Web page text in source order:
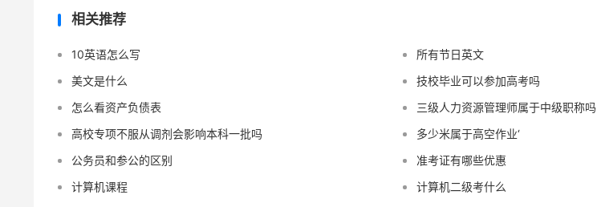
相关推荐
10英语怎么写
所有节日英文
美文是什么
技校毕业可以参加高考吗
怎么看资产负债表
三级人力资源管理师属于中级职称吗
高校专项不服从调剂会影响本科一批吗
多少米属于高空作业‘
公务员和参公的区别
准考证有哪些优惠
计算机课程
计算机二级考什么